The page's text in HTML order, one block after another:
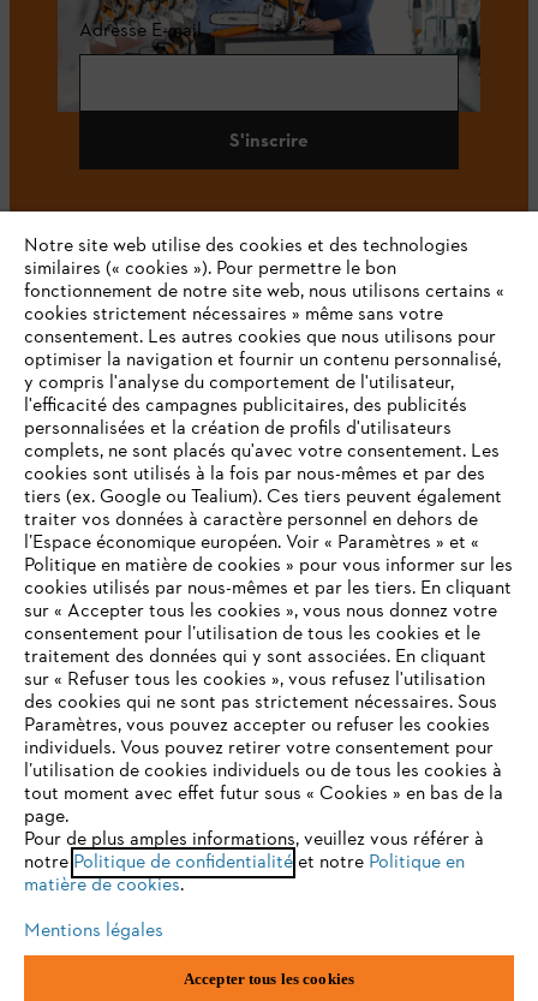
Adresse E-mail
S'inscrire
#STIHL
L'Entreprise
STIHL FAQ
Contact
Politique de protection des données
Mentions légales Utilisation des cookies
ANDREAS STIHL NV, Veurtstraat 117, 2870 Puurs-Sint-Amands,
VOTRE NAVIGATEUR INTERNET
N'EST PLUS PRIS EN CHARGE
Vous utilisez un navigateur Internet que nous ne prenons plus
en charge, et certaines fonctionnalités de notre site ne
peuvent fonctionner correctement. Pour une utilisation
optimale de notre site, nous vous recommandons de passer à
l'un des navigateurs suivants :
firefox chrome
Notre site web utilise des cookies et des technologies
similaires (« cookies »). Pour permettre le bon
fonctionnement de notre site web, nous utilisons certains «
cookies strictement nécessaires » même sans votre
consentement. Les autres cookies que nous utilisons pour
optimiser la navigation et fournir un contenu personnalisé,
y compris l'analyse du comportement de l'utilisateur,
l'efficacité des campagnes publicitaires, des publicités
personnalisées et la création de profils d'utilisateurs
complets, ne sont placés qu'avec votre consentement. Les
cookies sont utilisés à la fois par nous-mêmes et par des
tiers (ex. Google ou Tealium). Ces tiers peuvent également
traiter vos données à caractère personnel en dehors de
l’Espace économique européen. Voir « Paramètres » et «
Politique en matière de cookies » pour vous informer sur les
cookies utilisés par nous-mêmes et par les tiers. En cliquant
sur « Accepter tous les cookies », vous nous donnez votre
consentement pour l’utilisation de tous les cookies et le
traitement des données qui y sont associées. En cliquant
sur « Refuser tous les cookies », vous refusez l'utilisation
des cookies qui ne sont pas strictement nécessaires. Sous
Paramètres, vous pouvez accepter ou refuser les cookies
individuels. Vous pouvez retirer votre consentement pour
l’utilisation de cookies individuels ou de tous les cookies à
tout moment avec effet futur sous « Cookies » en bas de la
page.
Pour de plus amples informations, veuillez vous référer à
notre Politique de confidentialitéet notre Politique en
matière de cookies.
Mentions légales
Accepter tous les cookies